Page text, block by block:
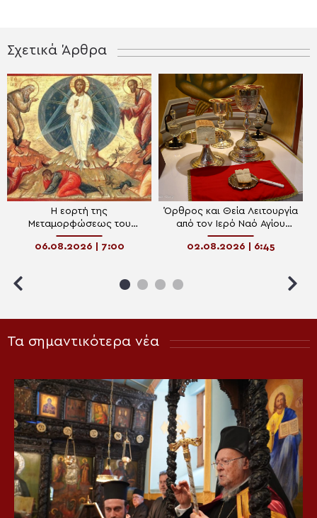
Σχετικά Άρθρα
Η εορτή της
Μεταμορφώσεως του
Σωτήρος από τον Ιερό Ναό
Αγίου Γεωργίου Παπάγου –
06.08.2026 | 7:00
Όρθρος και Θεία Λειτουργία
από τον Ιερό Ναό Αγίου
Γεωργίου Παπάγου – Ψάλλει
η Ελληνική Βυζαντινή
02.08.2026 | 6:45
Τα σημαντικότερα νέα